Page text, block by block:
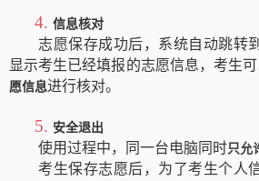
4. 信息核对
志愿保存成功后，系统自动跳转
显示考生已经填报的志愿信息，考生可
愿信息进行核对。
5. 安全退出
使用过程中，同一台电脑同时只允
考生保存志愿后，为了考生个人